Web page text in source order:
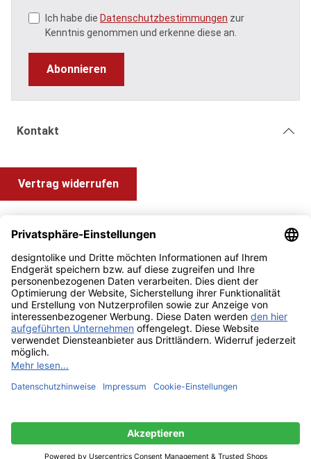
Ich habe die Datenschutzbestimmungen zur
Kenntnis genommen und erkenne diese an.
Abonnieren
Kontakt
Vertrag widerrufen
Information und Impressum
Zahlung & Versand
Impressum AGB
Alle Preise inkl. gesetzl. Mehrwertsteuer zzgl.Versandkosten
und ggf. Nachnahmegebühren, wenn nicht anders angegeben.